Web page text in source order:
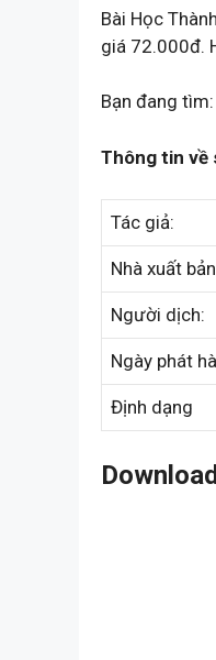
Bài Học
giá 72.000đ.
Bạn đang tìm:
Thông tin về
Tác giả:
Nhà xuất
Người dịch:
Ngày phát
Định dạng